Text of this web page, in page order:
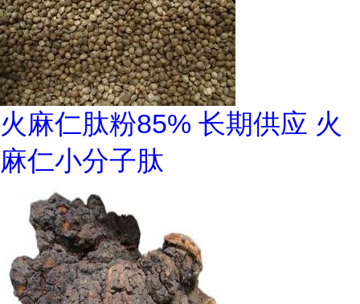
火麻仁肽粉85% 长期供应 火
麻仁小分子肽